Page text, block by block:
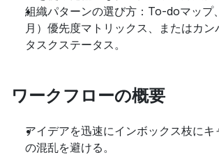
組織パターンの選び方：To-doマップ
月）優先度マトリックス、またはカ
タスクステータス。
ワークフローの概要
アイデアを迅速にインボックス枝に
の混乱を避ける。